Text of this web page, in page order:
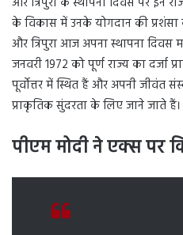
के विकास में उनके योगदान की
और त्रिपुरा आज अपना स्थापना दिवस
जनवरी 1972 को पूर्ण राज्य का दर्जा
पूर्वोत्तर में स्थित हैं और अपनी जीवंत
प्राकृतिक सुंदरता के लिए जाने जाते हैं।
पीएम मोदी ने एक्स पर